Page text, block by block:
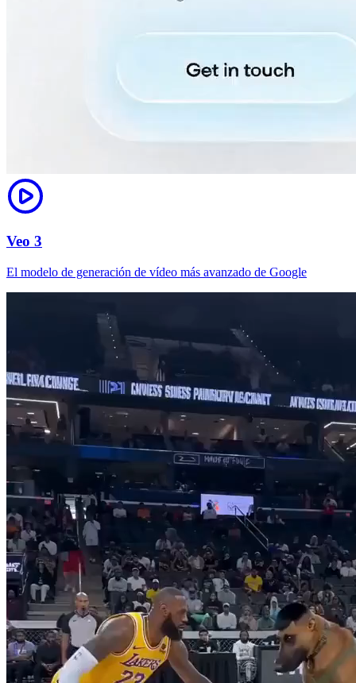
Veo 3
El modelo de generación de vídeo más avanzado de Google